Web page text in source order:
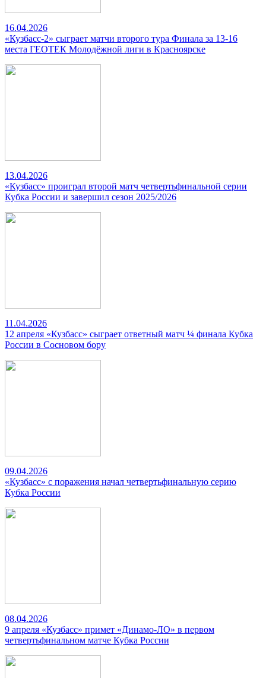
16.04.2026
«Кузбасс-2» сыграет матчи второго тура Финала за 13-16
места ГЕОТЕК Молодёжной лиги в Красноярске
13.04.2026
«Кузбасс» проиграл второй матч четвертьфинальной серии
Кубка России и завершил сезон 2025/2026
11.04.2026
12 апреля «Кузбасс» сыграет ответный матч ¼ финала Кубка
России в Сосновом бору
09.04.2026
«Кузбасс» с поражения начал четвертьфинальную серию
Кубка России
08.04.2026
9 апреля «Кузбасс» примет «Динамо-ЛО» в первом
четвертьфинальном матче Кубка России